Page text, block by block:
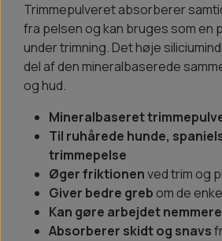
Trimmepulveret absorberer
fra pelsen og kan bruges som en
under trimning. Det høje
del af den mineralbaserede
og hud.
Mineralbaseret
Til ruhårede hunde,
trimmepelse
Øger friktionenved trim og
Giver bedre greb om de
Kan gøre arbejdet
Absorberer skidt og snavs